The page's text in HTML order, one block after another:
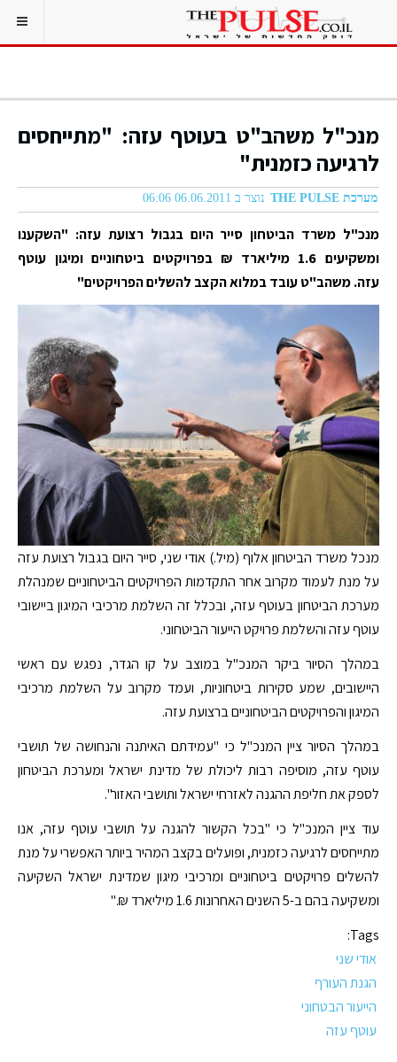
מנכ"ל משהב"ט בעוטף עזה: "מתייחסים
לרגיעה כזמנית"
מערכת THE PULSE נוצר ב 06.06.2011 06:06
מנכ"ל משרד הביטחון סייר היום בגבול רצועת עזה: "השקענו
ומשקיעים 1.6 מיליארד ₪ בפרויקטים ביטחוניים ומיגון עוטף
עזה. משהב"ט עובד במלוא הקצב להשלים הפרויקטים"
מנכל משרד הביטחון אלוף (מיל.) אודי שני, סייר היום בגבול רצועת עזה
על מנת לעמוד מקרוב אחר התקדמות הפרויקטים הביטחוניים שמנהלת
מערכת הביטחון בעוטף עזה, ובכלל זה השלמת מרכיבי המיגון ביישובי
עוטף עזה והשלמת פרויקט הייעור הביטחוני.
במהלך הסיור ביקר המנכ"ל במוצב על קו הגדר, נפגש עם ראשי
היישובים, שמע סקירות ביטחוניות, ועמד מקרוב על השלמת מרכיבי
המיגון והפרויקטים הביטחוניים ברצועת עזה.
במהלך הסיור ציין המנכ"ל כי "עמידתם האיתנה והנחושה של תושבי
עוטף עזה, מוסיפה רבות ליכולת של מדינת ישראל ומערכת הביטחון
לספק את חליפת ההגנה לאזרחי ישראל ותושבי האזור".
עוד ציין המנכ"ל כי "בכל הקשור להגנה על תושבי עוטף עזה, אנו
מתייחסים לרגיעה כזמנית, ופועלים בקצב המהיר ביותר האפשרי על מנת
להשלים פרויקטים ביטחוניים ומרכיבי מיגון שמדינת ישראל השקיעה
ומשקיעה בהם ב-5 השנים האחרונות 1.6 מיליארד ₪."
Tags:
אודי שני
הגנת העורף
הייעור הבטחוני
עוטף עזה